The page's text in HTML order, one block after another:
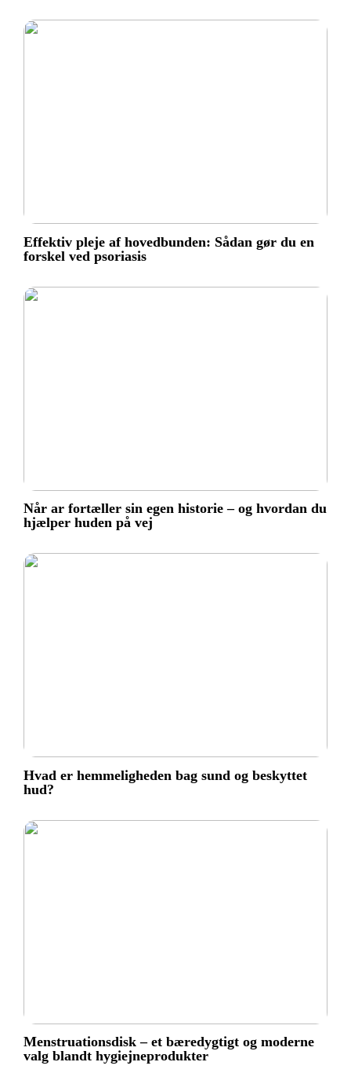
Effektiv pleje af hovedbunden: Sådan gør du en
forskel ved psoriasis
Når ar fortæller sin egen historie – og hvordan du
hjælper huden på vej
Hvad er hemmeligheden bag sund og beskyttet
hud?
Menstruationsdisk – et bæredygtigt og moderne
valg blandt hygiejneprodukter